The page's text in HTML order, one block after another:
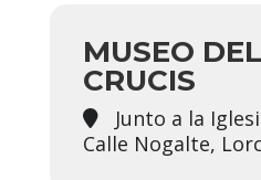
MUSEO
CRUCIS
Junto a la
Calle Nogalte,